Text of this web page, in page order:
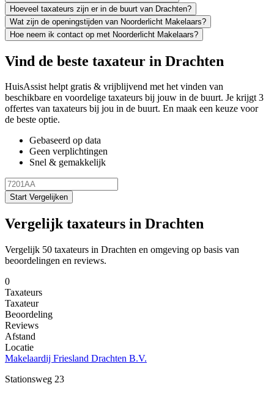
Hoeveel taxateurs zijn er in de buurt van Drachten?
Wat zijn de openingstijden van Noorderlicht Makelaars?
Hoe neem ik contact op met Noorderlicht Makelaars?
Vind de beste taxateur in Drachten
HuisAssist helpt gratis & vrijblijvend met het vinden van
beschikbare en voordelige taxateurs bij jouw in de buurt. Je krijgt 3
offertes van taxateurs bij jou in de buurt. En maak een keuze voor
de beste optie.
Gebaseerd op data
Geen verplichtingen
Snel & gemakkelijk
Start Vergelijken
Vergelijk taxateurs in Drachten
Vergelijk 50 taxateurs in Drachten en omgeving op basis van
beoordelingen en reviews.
0
Taxateurs
Taxateur
Beoordeling
Reviews
Afstand
Locatie
Makelaardij Friesland Drachten B.V.
Stationsweg 23